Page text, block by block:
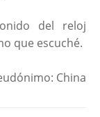
del reloj
que escuché.
China